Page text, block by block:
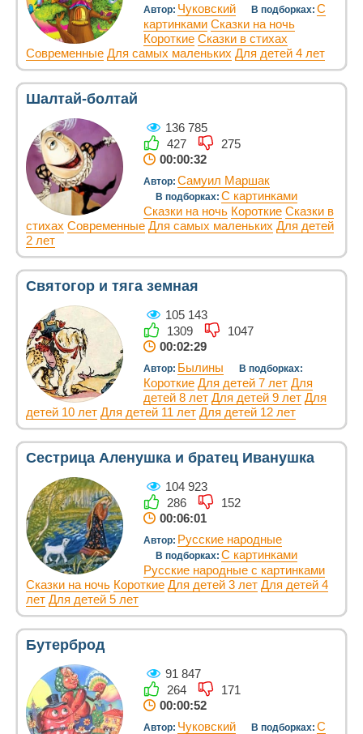
Автор: Чуковский В подборках: С
картинками Сказки на ночь
Короткие Сказки в стихах
Современные Для самых маленьких Для детей 4 лет
Шалтай-болтай
136 785
427
275
00:00:32
Автор: Самуил Маршак
В подборках: С картинками
Сказки на ночь Короткие Сказки в
стихах Современные Для самых маленьких Для детей
2 лет
Святогор и тяга земная
105 143
1309
1047
00:02:29
Автор: Былины В подборках:
Короткие Для детей 7 лет Для
детей 8 лет Для детей 9 лет Для
детей 10 лет Для детей 11 лет Для детей 12 лет
Сестрица Аленушка и братец Иванушка
104 923
286
152
00:06:01
Автор: Русские народные
В подборках: С картинками
Русские народные с картинками
Сказки на ночь Короткие Для детей 3 лет Для детей 4
лет Для детей 5 лет
Бутерброд
91 847
264
171
00:00:52
Автор: Чуковский В подборках: С